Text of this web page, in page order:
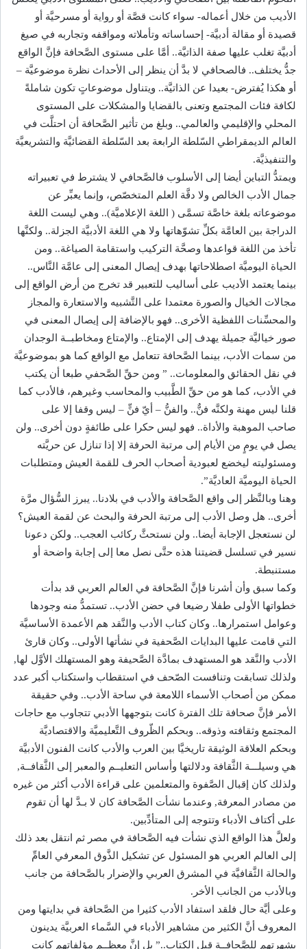
الأديب من خلال أعماله- سواء كانت قصَّة أو رواية أو مسرحيَّة أو
قصيدة أو مقالة أدبيَّة- إحساساته وتأملاته ومواقفه وتجاربه في صيغ
أدبيَّة تغلب عليها صفة الذاتيَّة.. أمَّا على مستوى الصَّحافة فإنَّ الواقع
جدُّ يختلف.. فالصحافي لا بدَّ أن ينظر إلى الأحداث نظرة موضوعيَّة –
أو هكذا يُفترض- بعيدا عن الذاتيَّة.. ويتناول موضوعاتٍ تكون شاملةً
لكافة فئات المجتمع وتعنى بالقضايا والمشكلات على المستوى
المحلي والإقليمي والعالمي.. وبلغ من تأثير الصَّحافة أن احتلَّت في
العالم الديمقراطي السّلطة الرابعة بعد السّلطة القضائيَّة والتشريعيَّة
والتنفيذيَّة.
ويمتدُّ التباين أيضا إلى الأسلوب فالصَّحافي لا يشترط في تعبيراته
جمال الأدب الخالص ولا دقَّة العلم المتخصّص، وإنما يعبِّر عن
موضوعاته بلغة خاصَّة تسمَّى ( اللغة الإعلاميَّة).. وهي ليست اللغة
الدراجة بين العامَّة بكلِّ تشوّهاتها ولا هي اللغة الأدبيَّة الجزلة.. ولكنَّها
تأخذ من اللغة قواعدها وصحَّة التركيب واستقامة الصياغة.. ومن
الحياة اليوميَّة اصطلاحاتها بهدف إيصال المعنى إلى عامَّة النَّاس..
بينما يعتمد الأديب على أساليب للتعبير قد تخرج من أرض الواقع إلى
مجالات الخيال والصورة معتمدا على التَّشبيه والاستعارة والمجاز
والمحسِّنات اللفظية الأخرى.. فهو بالإضافة إلى إيصال المعنى في
صور خياليَّة جميلة يهدف إلى الإمتاع.. والإمتاع ومخاطبــة الوجدان
من سمات الأدب، بينما الصَّحافة تتعامل مع الواقع كما هو بموضوعيَّة
في نقل الحقائق والمعلومات.. ” ومن حقِّ الصَّحفي طبعا أن يكتب
في الأدب، كما هو من حقِّ الطَّبيب والمحاسب وغيرهم، فالأدب كما
قلنا ليس مهنة ولكنَّه فنٌّ.. والفنُّ – أيّ فنٍّ – ليس وقفا إلا على
صاحب الموهبة والأداة.. فهو ليس حكرا على طائفةٍ دون أخرى.. ولن
يصل في يومٍ من الأيام إلى مرتبة الحرفة إلا إذا تنازل عن حريَّته
ومسئوليته ليخضع لعبودية أصحاب الحرف للقمة العيش ومتطلبات
الحياة اليوميَّة العاديَّة”.
وهنا وبالنَّظر إلى واقع الصَّحافة والأدب في بلادنا.. يبرز السُّؤال مرَّة
أخرى.. هل وصل الأدب إلى مرتبة الحرفة والبحث عن لقمة العيش؟
لن نستعجل الإجابة أيضا.. ولن نستحثَّ ركائب العجب.. ولكن دعونا
نسير في تسلسل قضيتنا هذه حتَّى نصل معا إلى إجابة واضحة أو
مستنبطة.
وكما سبق وأن أشرنا فإنَّ الصَّحافة في العالم العربي قد بدأت
خطواتها الأولى طفلا رضيعا في حضن الأدب.. تستمدُّ منه وجودها
وعوامل استمرارها.. وكان كتاب الأدب والنَّقد هم الأعمدة الأساسيَّة
التي قامت عليها البدايات الصَّحفية في نشأتها الأولى.. وكان قارئ
الأدب والنَّقد هو المستهدف بمادَّة الصَّحيفة وهو المستهلك الأوَّل لها,
ولذلك تسابقت وتنافست الصّحف في استقطاب واستكتاب أكبر عدد
ممكن من أصحاب الأسماء اللامعة في ساحة الأدب.. وفي حقيقة
الأمر فإنَّ صحافة تلك الفترة كانت بتوجهها الأدبي تتجاوب مع حاجات
المجتمع وثقافته وذوقه.. وبحكم الظّروف التَّعليميَّة والاقتصاديَّة
وبحكم العلاقة الوثيقة تاريخيَّا بين العرب والأدب كانت الفنون الأدبيَّة
هي وسيلـــة الثَّقافة ودلالتها وأساس التعليــم والمعبر إلى الثَّقافــة,
ولذلك كان إقبال الصَّفوة والمتعلمين على قراءة الأدب أكثر من غيره
من مصادر المعرفة, وعندما نشأت الصَّحافة كان لا بـدَّ لها أن تقوم
على أكتاف الأدباء وتتوجه إلى المتأدِّبين.
ولعلَّ هذا الواقع الذي نشأت فيه الصَّحافة في مصر ثم انتقل بعد ذلك
إلى العالم العربي هو المسئول عن تشكيل الذَّوق المعرفي العامِّ
والحالة الثَّقافيَّة في المشرق العربي والإضرار بالصَّحافة من جانب
وبالأدب من الجانب الأخر.
وعلى أيَّة حال فلقد استفاد الأدب كثيرا من الصَّحافة في بدايتها ومن
المعروف أنَّ الكثير من مشاهير الأدباء في السَّماء العربيَّة يدينون
بشهرتهم للصَّحافــة قبل الكتاب..” بل إنَّ معظــم مؤلفاتهم كانت